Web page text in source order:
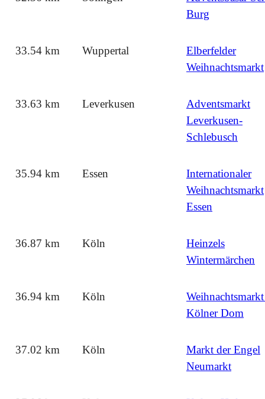
Burg
33.54 km Wuppertal
Elberfelder
Weihnachtsmarkt
33.63 km Leverkusen
Adventsmarkt
Leverkusen-
Schlebusch
35.94 km Essen
Internationaler
Weihnachtsmarkt
Essen
36.87 km Köln
Heinzels
Wintermärchen
36.94 km Köln
Kölner Dom
37.02 km Köln
Markt der Engel
Neumarkt